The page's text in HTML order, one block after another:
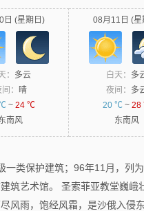
日 (星期日)
： 多云
： 晴
~ 24 ℃
南风
08月11日 (星
白天： 多
夜间： 多
20 ℃~
东南风
一类保护建筑；96年11月，列
筑艺术馆。 圣索菲亚教堂巍峨
风雨，饱经风霜，是沙俄入侵